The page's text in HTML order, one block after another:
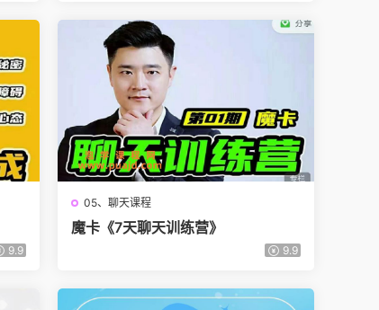
9.9
05、聊天课程
魔卡《7天聊天训练营》
9.9